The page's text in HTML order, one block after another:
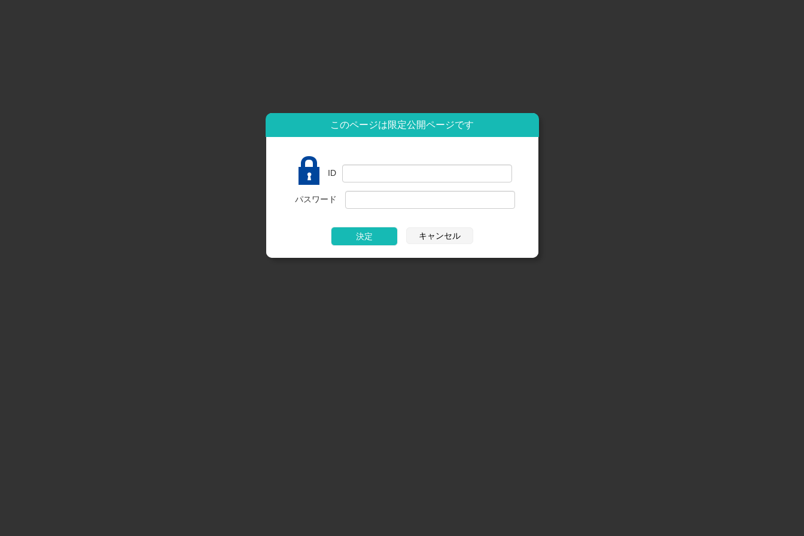
このページは限定公開ページです
ID
パスワード
キャンセル